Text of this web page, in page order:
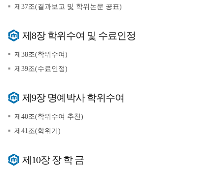
제37조(결과보고 및 학위논문 공표)
제8장 학위수여 및 수료인정
제38조(학위수여)
제39조(수료인정)
제9장 명예박사 학위수여
제40조(학위수여 추천)
제41조(학위기)
제10장 장 학 금